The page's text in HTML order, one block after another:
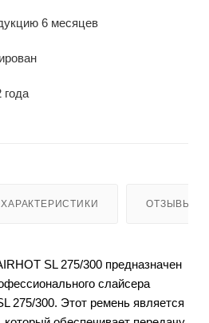
6 месяцев
года
ХАРАКТЕРИСТИКИ ОТЗЫВЫ
SL 275/300 предназначен
слайсера
275/300. Этот ремень является